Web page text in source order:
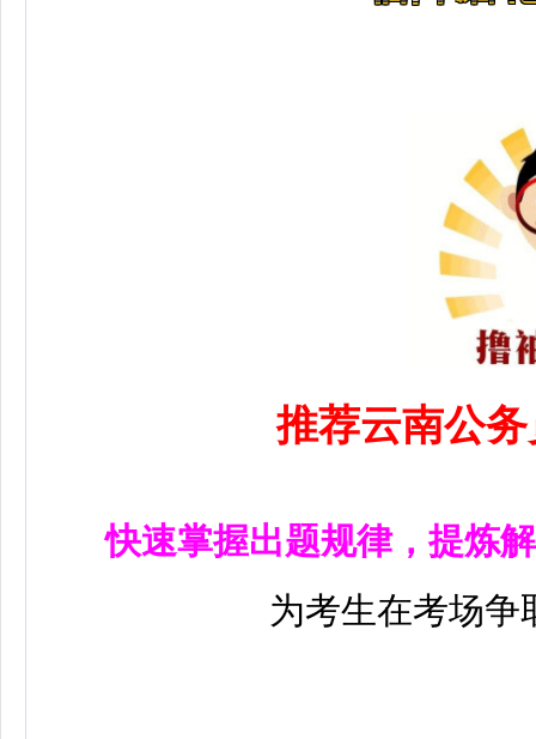
推荐云南公
快速掌握出题规律，提炼
为考生在考场争